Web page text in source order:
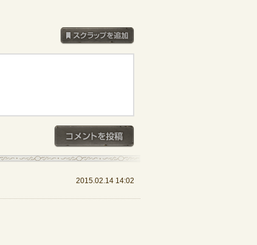
2015.02.14 14:02